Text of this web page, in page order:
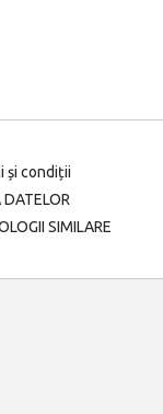
și condiții
SIMILARE